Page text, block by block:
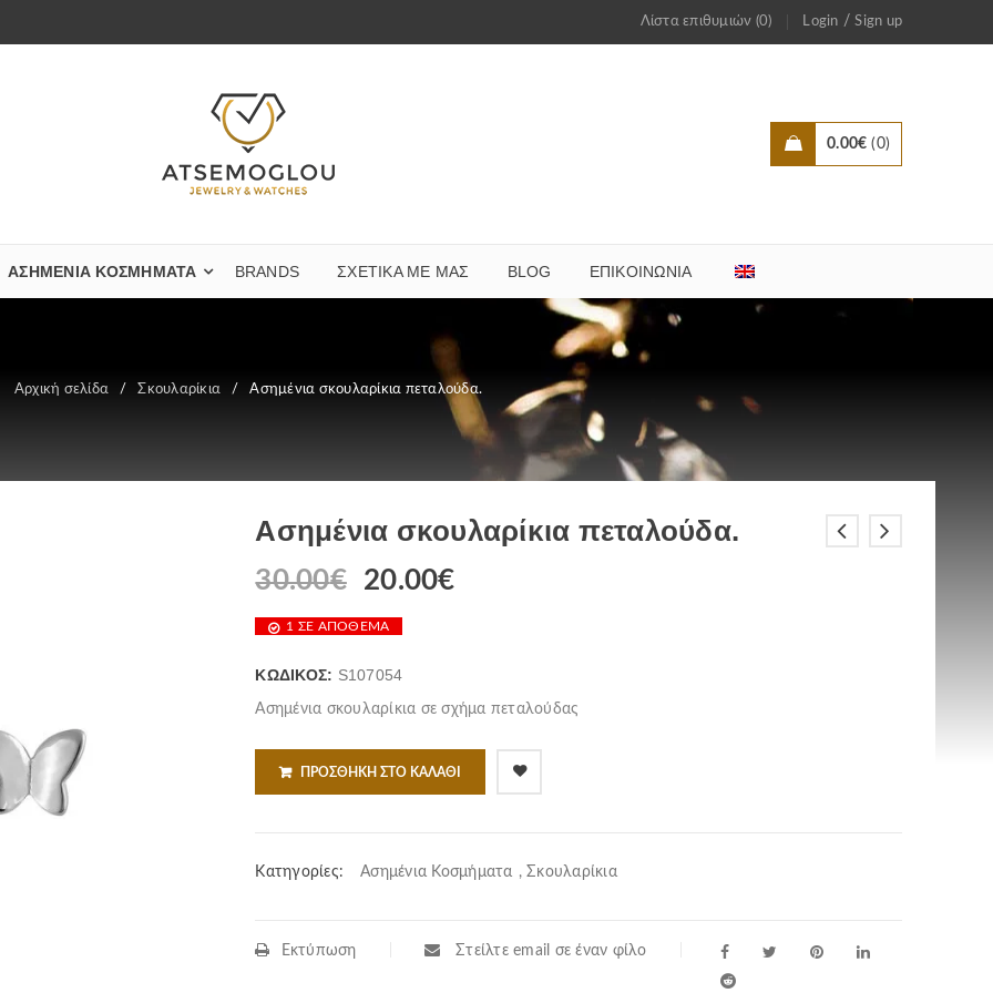
Λίστα επιθυμιών (0) Login /Sign up
0.00€ 0
ΑΣΗΜΈΝΙΑ ΚΟΣΜΉΜΑΤΑ BRANDS ΣΧΕΤΙΚΆ ΜΕ ΜΑΣ BLOG ΕΠΙΚΟΙΝΩΝΊΑ
Αρχική σελίδα / Σκουλαρίκια / Ασημένια σκουλαρίκια πεταλούδα.
Ασημένια σκουλαρίκια πεταλούδα.
30.00€ 20.00€
1 ΣΕ ΑΠΌΘΕΜΑ
ΚΩΔΙΚΌΣ: S107054
Ασημένια σκουλαρίκια σε σχήμα πεταλούδας
ΠΡΟΣΘΉΚΗ ΣΤΟ ΚΑΛΆΘΙ
Κατηγορίες: Ασημένια Κοσμήματα ,Σκουλαρίκια
Εκτύπωση Στείλτε email σε έναν φίλο